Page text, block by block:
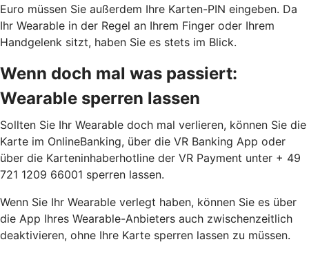
Euro müssen Sie außerdem Ihre Karten-PIN eingeben. Da
Ihr Wearable in der Regel an Ihrem Finger oder Ihrem
Handgelenk sitzt, haben Sie es stets im Blick.
Wenn doch mal was passiert:
Wearable sperren lassen
Sollten Sie Ihr Wearable doch mal verlieren, können Sie die
Karte im OnlineBanking, über die VR Banking App oder
über die Karteninhaberhotline der VR Payment unter + 49
721 1209 66001 sperren lassen.
Wenn Sie Ihr Wearable verlegt haben, können Sie es über
die App Ihres Wearable-Anbieters auch zwischenzeitlich
deaktivieren, ohne Ihre Karte sperren lassen zu müssen.